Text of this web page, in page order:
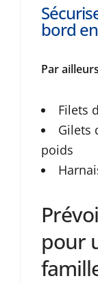
bord
Par ailleurs
Filets
Gilets
poids
pour